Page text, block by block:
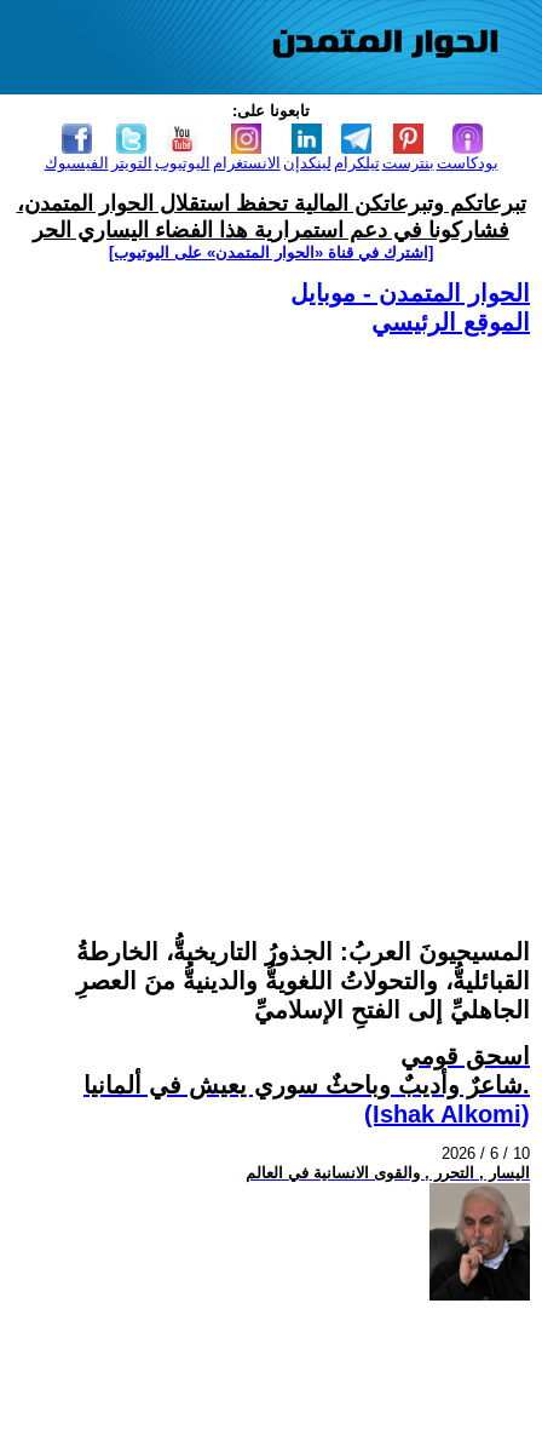
تابعونا على:
الفيسبوك التويتر اليوتيوب الانستغرام لينكدإن تيلكرامبنترست بودكاست
تبرعاتكم وتبرعاتكن المالية تحفظ استقلال الحوار المتمدن،
فشاركونا في دعم استمرارية هذا الفضاء اليساري الحر
[اشترك في قناة ‫«الحوار المتمدن» على اليوتيوب]
الحوار المتمدن - موبايل
الموقع الرئيسي
المسيحيونَ العربُ: الجذورُ التاريخيةُّ، الخارطةُ
القبائليةُّ، والتحولاتُ اللغويةُّ والدينيةُّ منَ العصرِ
الجاهليِّ إلى الفتحِ الإسلاميِّ
اسحق قومي
شاعرٌ وأديبٌ وباحثٌ سوري يعيش في ألمانيا.
(Ishak Alkomi)
2026 / 6 / 10
اليسار , التحرر , والقوى الانسانية في العالم